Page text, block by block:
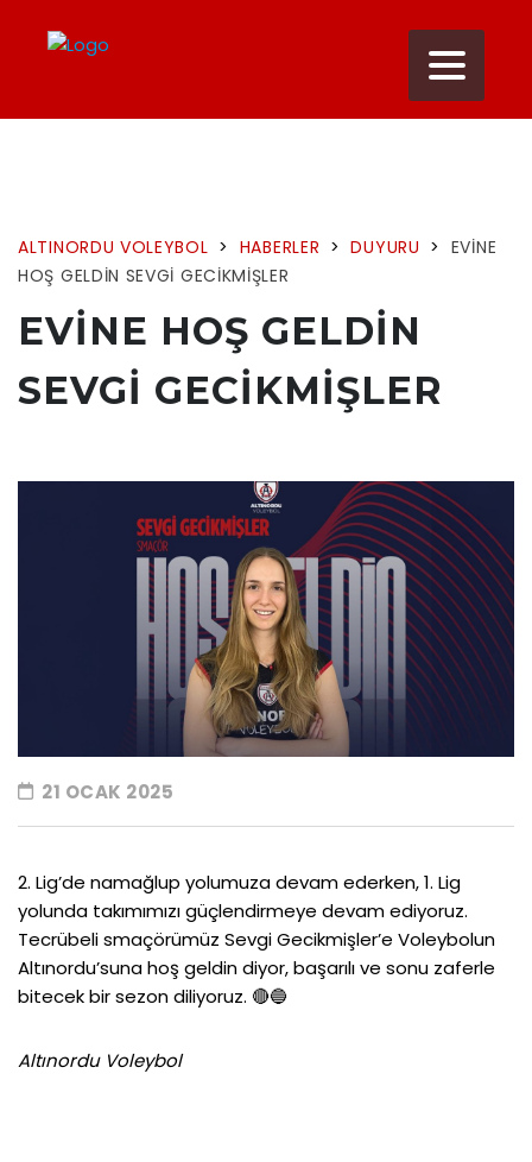
ALTINORDU VOLEYBOL > HABERLER > DUYURU > EVİNE
HOŞ GELDİN SEVGİ GECİKMİŞLER
EVİNE HOŞ GELDİN
SEVGİ GECİKMİŞLER
21 OCAK 2025
2. Lig’de namağlup yolumuza devam ederken, 1. Lig
yolunda takımımızı güçlendirmeye devam ediyoruz.
Tecrübeli smaçörümüz Sevgi Gecikmişler’e Voleybolun
Altınordu’suna hoş geldin diyor, başarılı ve sonu zaferle
bitecek bir sezon diliyoruz. 🔴🔵
Altınordu Voleybol